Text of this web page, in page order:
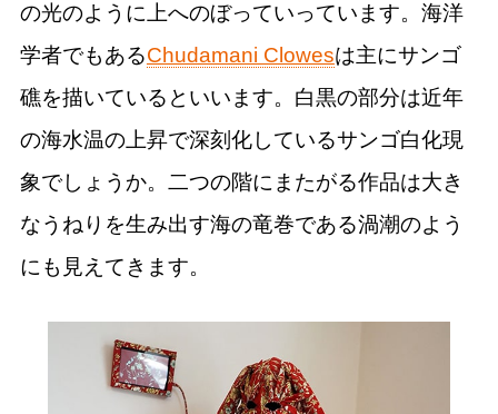
の光のように上へのぼっていっています。海洋
学者でもあるChudamani Clowesは主にサンゴ
礁を描いているといいます。白黒の部分は近年
の海水温の上昇で深刻化しているサンゴ白化現
象でしょうか。二つの階にまたがる作品は大き
なうねりを生み出す海の竜巻である渦潮のよう
にも見えてきます。